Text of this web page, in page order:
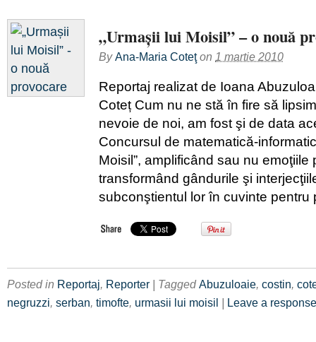
„Urmașii lui Moisil” – o nouă
ByAna-Maria Coteţon 1 martie 2010
Reportaj realizat de Ioana
Coteț Cum nu ne stă în fire să
nevoie de noi, am fost şi de data
Concursul de matematică-
Moisil”, amplificând sau nu emoţiile
transformând gândurile şi
subconştientul lor în cuvinte
Posted in Reportaj, Reporter | TaggedAbuzuloaie, costin,
negruzzi, serban, timofte, urmasii lui moisil | Leave a response